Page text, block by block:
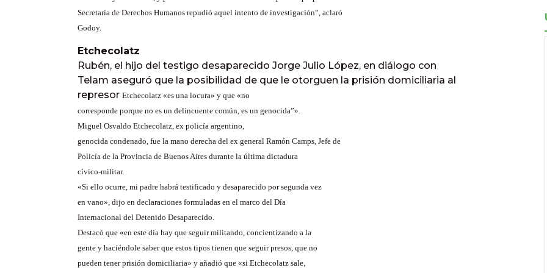
Secretaría de Derechos Humanos repudió aquel intento de investigación”, aclaró
Godoy.
Etchecolatz
Rubén, el hijo del testigo desaparecido Jorge Julio López, en diálogo con
Telam aseguró que la posibilidad de que le otorguen la prisión domiciliaria al
represor Etchecolatz «es una locura» y que «no
corresponde porque no es un delincuente común, es un genocida”».
Miguel Osvaldo Etchecolatz, ex policía argentino,
genocida condenado, fue la mano derecha del ex general Ramón Camps, Jefe de
Policía de la Provincia de Buenos Aires durante la última dictadura
cívico-militar.
«Si ello ocurre, mi padre habrá testificado y desaparecido por segunda vez
en vano», dijo en declaraciones formuladas en el marco del Día
Internacional del Detenido Desaparecido.
Destacó que «en este día hay que seguir militando, concientizando a la
gente y haciéndole saber que estos tipos tienen que seguir presos, que no
pueden tener prisión domiciliaria» y añadió que «si Etchecolatz sale,